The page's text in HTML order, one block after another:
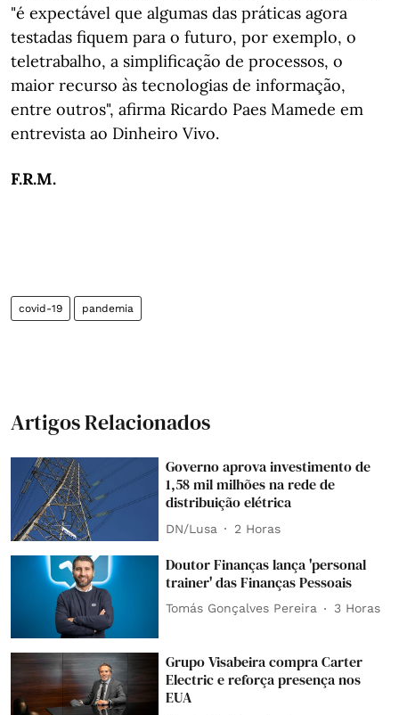
"é expectável que algumas das práticas agora
testadas fiquem para o futuro, por exemplo, o
teletrabalho, a simplificação de processos, o
maior recurso às tecnologias de informação,
entre outros", afirma Ricardo Paes Mamede em
entrevista ao Dinheiro Vivo.
F.R.M.
covid-19 pandemia
Artigos Relacionados
Governo aprova investimento de
1,58 mil milhões na rede de
distribuição elétrica
DN/Lusa 2 Horas
Doutor Finanças lança 'personal
trainer' das Finanças Pessoais
Tomás Gonçalves Pereira 3 Horas
Grupo Visabeira compra Carter
Electric e reforça presença nos
EUA